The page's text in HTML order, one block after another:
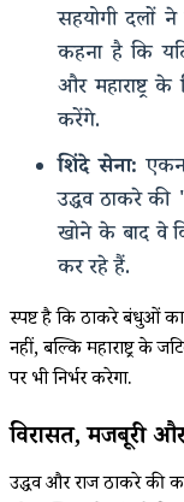
सहयोगी दलों
कहना है कि
और महाराष्ट्र
करेंगे.
शिंदे सेना:
उद्धव ठाकरे की
खोने के बाद वे
कर रहे हैं.
स्पष्ट है कि ठाकरे बंधुओं
नहीं, बल्कि महाराष्ट्र के
पर भी निर्भर करेगा.
विरासत, मजबूरी
उद्धव और राज ठाकरे की